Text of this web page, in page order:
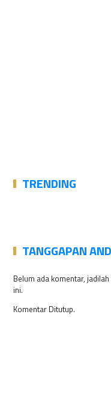
TRENDING
TANGGAPAN
Belum ada komentar,
ini.
Komentar Ditutup.